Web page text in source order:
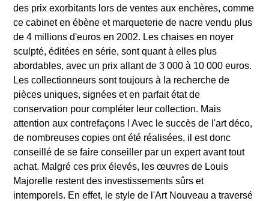
des prix exorbitants lors de ventes aux enchères, comme
ce cabinet en ébène et marqueterie de nacre vendu plus
de 4 millions d'euros en 2002. Les chaises en noyer
sculpté, éditées en série, sont quant à elles plus
abordables, avec un prix allant de 3 000 à 10 000 euros.
Les collectionneurs sont toujours à la recherche de
pièces uniques, signées et en parfait état de
conservation pour compléter leur collection. Mais
attention aux contrefaçons ! Avec le succès de l'art déco,
de nombreuses copies ont été réalisées, il est donc
conseillé de se faire conseiller par un expert avant tout
achat. Malgré ces prix élevés, les œuvres de Louis
Majorelle restent des investissements sûrs et
intemporels. En effet, le style de l'Art Nouveau a traversé